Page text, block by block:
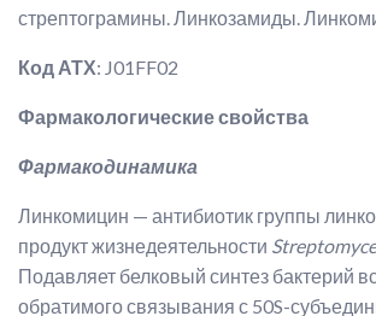
стрептограмины. Линкозамиды.
Код АТХ: J01FF02
Фармакологические свойства
Фармакодинамика
Линкомицин — антибиотик группы
продукт жизнедеятельности
Подавляет белковый синтез бактерий
обратимого связывания с 50S-